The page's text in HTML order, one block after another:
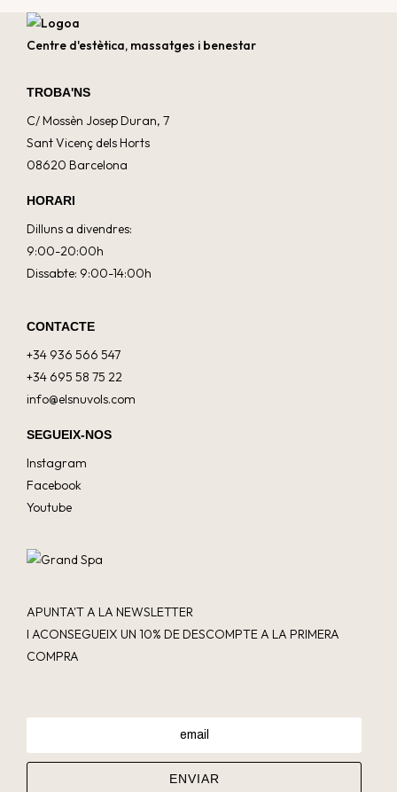
Centre d'estètica, massatges i benestar
TROBA'NS
C/ Mossèn Josep Duran, 7
Sant Vicenç dels Horts
08620 Barcelona
HORARI
Dilluns a divendres:
9:00-20:00h
Dissabte: 9:00-14:00h
CONTACTE
+34 936 566 547
+34 695 58 75 22
info@elsnuvols.com
SEGUEIX-NOS
Instagram
Facebook
Youtube
APUNTA'T A LA NEWSLETTER
I ACONSEGUEIX UN 10% DE DESCOMPTE A LA PRIMERA
COMPRA